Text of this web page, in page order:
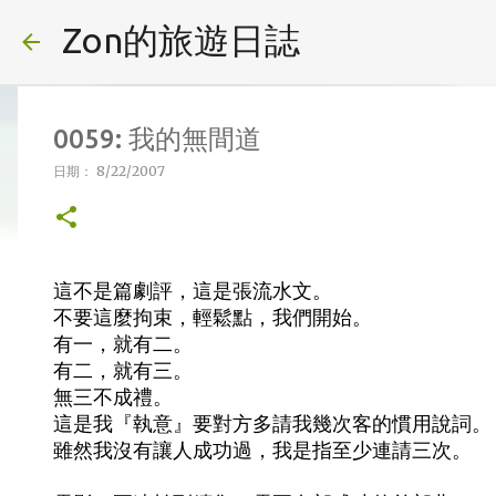
Zon的旅遊日誌
0059: 我的無間道
日期： 8/22/2007
這不是篇劇評，這是張流水文。
不要這麼拘束，輕鬆點，我們開始。
有一，就有二。
有二，就有三。
無三不成禮。
這是我『執意』要對方多請我幾次客的慣用說詞。
雖然我沒有讓人成功過，我是指至少連請三次。